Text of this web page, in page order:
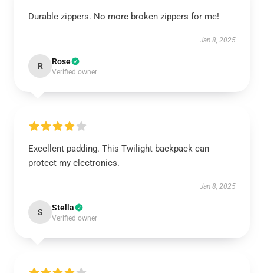
Durable zippers. No more broken zippers for me!
Jan 8, 2025
R Rose
Verified owner
Excellent padding. This Twilight backpack can
protect my electronics.
Jan 8, 2025
S Stella
Verified owner